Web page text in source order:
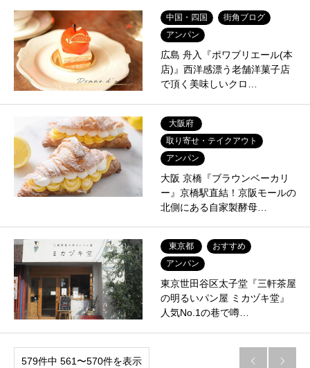
中国・四国
街角ブログ
アンパン
広島 舟入『ポワブリエール(本
店)』西洋感漂う老舗洋菓子店
で頂く美味しいクロ…
大阪府
取り寄せ・テイクアウト
アンパン
大阪 京橋『ブラウンベーカリ
ー』京橋駅直結！京阪モールの
北側にある自家製酵母…
東京都
おすすめ
アンパン
東京世田谷区太子堂『三軒茶屋
の明るいパン屋 ミカヅキ堂』
人気No.1の巷で噂…
579件中 561〜570件を表示  